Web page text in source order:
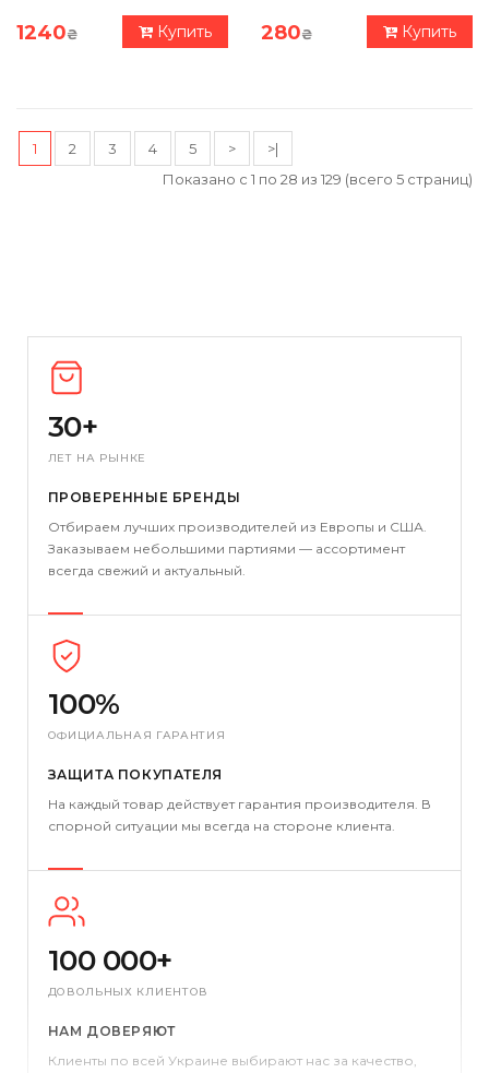
1240₴ Купить 280₴ Купить
1 2 3 4 5 >
>|
Показано с 1 по 28 из 129 (всего 5 страниц)
30+
ЛЕТ НА РЫНКЕ
ПРОВЕРЕННЫЕ БРЕНДЫ
Отбираем лучших производителей из Европы и США.
Заказываем небольшими партиями — ассортимент
всегда свежий и актуальный.
100%
ОФИЦИАЛЬНАЯ ГАРАНТИЯ
ЗАЩИТА ПОКУПАТЕЛЯ
На каждый товар действует гарантия производителя. В
спорной ситуации мы всегда на стороне клиента.
100 000+
ДОВОЛЬНЫХ КЛИЕНТОВ
НАМ ДОВЕРЯЮТ
Клиенты по всей Украине выбирают нас за качество,